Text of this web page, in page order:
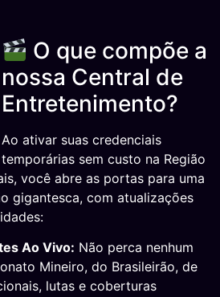
O que compõe a
nossa Central de
Entretenimento?
Ao ativar suas credenciais
temporárias sem custo na Região
você abre as portas para uma
gigantesca, com atualizações
Ao Vivo: Não perca nenhum
Mineiro, do Brasileirão, de
lutas e coberturas